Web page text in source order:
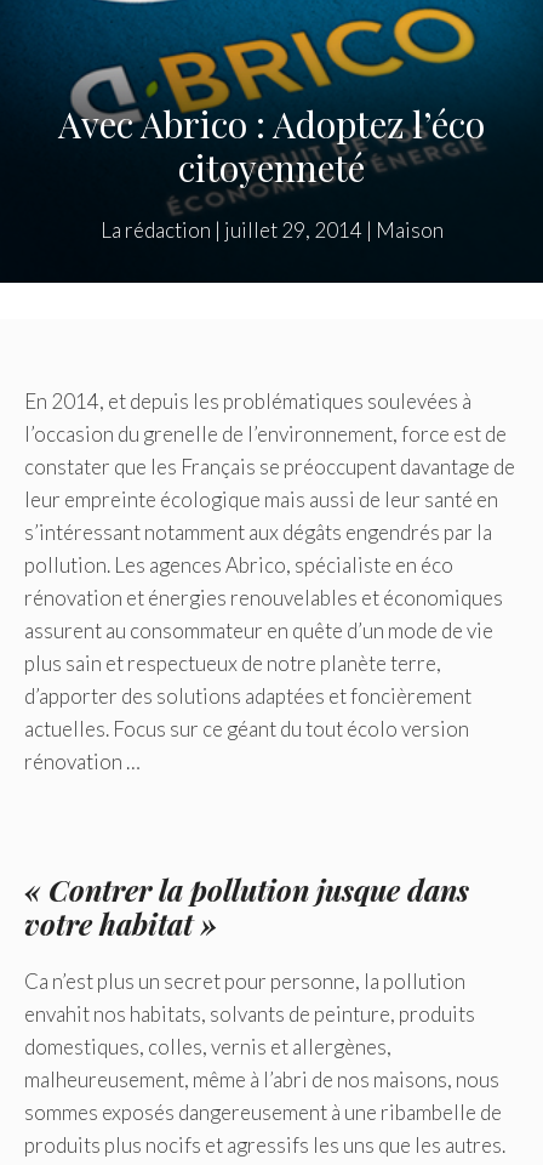
Avec Abrico : Adoptez l’éco
citoyenneté
La rédaction | juillet 29, 2014 | Maison
En 2014, et depuis les problématiques soulevées à
l’occasion du grenelle de l’environnement, force est de
constater que les Français se préoccupent davantage de
leur empreinte écologique mais aussi de leur santé en
s’intéressant notamment aux dégâts engendrés par la
pollution. Les agences Abrico, spécialiste en éco
rénovation et énergies renouvelables et économiques
assurent au consommateur en quête d’un mode de vie
plus sain et respectueux de notre planète terre,
d’apporter des solutions adaptées et foncièrement
actuelles. Focus sur ce géant du tout écolo version
rénovation …
« Contrer la pollution jusque dans
votre habitat »
Ca n’est plus un secret pour personne, la pollution
envahit nos habitats, solvants de peinture, produits
domestiques, colles, vernis et allergènes,
malheureusement, même à l’abri de nos maisons, nous
sommes exposés dangereusement à une ribambelle de
produits plus nocifs et agressifs les uns que les autres.